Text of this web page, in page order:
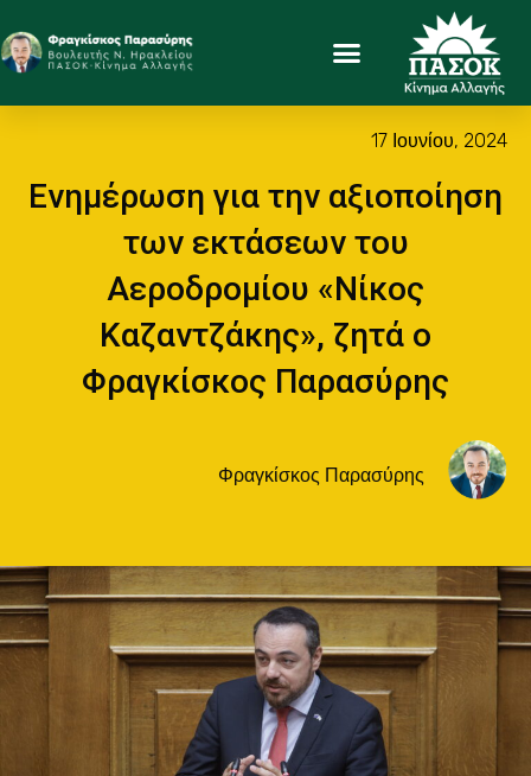
17 Ιουνίου, 2024
Ενημέρωση για την αξιοποίηση
των εκτάσεων του
Αεροδρομίου «Νίκος
Καζαντζάκης», ζητά ο
Φραγκίσκος Παρασύρης
Φραγκίσκος Παρασύρης